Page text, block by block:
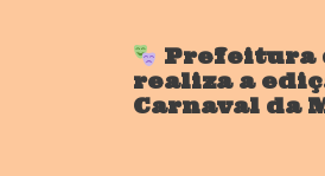
Prefeitura
realiza a
Carnaval da